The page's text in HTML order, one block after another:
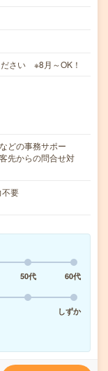
さい ※8月～OK！
どの事務サポー
先からの問合せ対
不要
50代
60代
しずか